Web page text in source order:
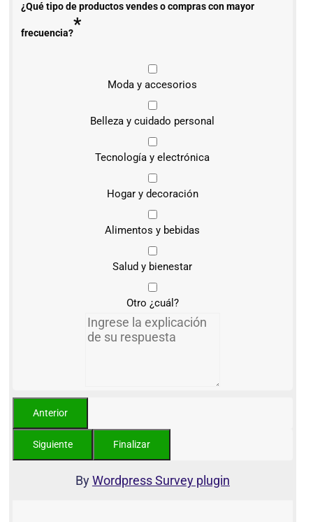
¿Qué tipo de productos vendes o compras con mayor
frecuencia?*
Moda y accesorios
Belleza y cuidado personal
Tecnología y electrónica
Hogar y decoración
Alimentos y bebidas
Salud y bienestar
Otro ¿cuál?
ByWordpress Survey plugin